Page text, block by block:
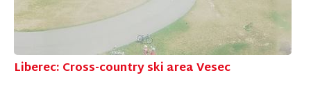
Liberec: Cross-country ski area Vesec